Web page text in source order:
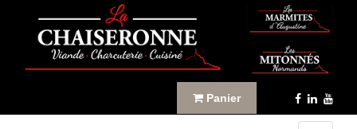
Panier
Panneau de gestion des cookies